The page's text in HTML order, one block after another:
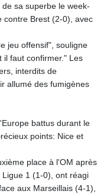
sa superbe le week-
contre Brest (2-0), avec
jeu offensif", souligne
il faut confirmer." Les
interdits de
allumé des fumigènes
battus durant le
points: Nice et
place à l'OM après
1 (1-0), ont réagi
aux Marseillais (4-1),